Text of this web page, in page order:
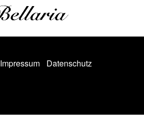
Impressum
Datenschutz